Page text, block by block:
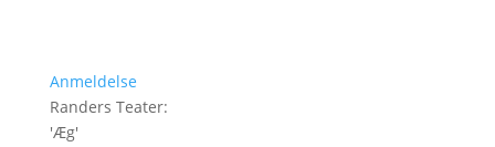
Anmeldelse
Randers Teater:
'Æg'